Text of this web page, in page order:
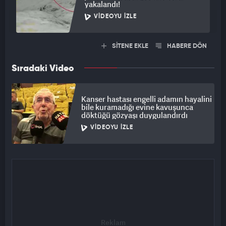
yakalandı!
VIDEOYU İZLE
SİTENE EKLE HABERE DÖN
Sıradaki Video
Kanser hastası engelli adamın hayalini
bile kuramadığı evine kavuşunca
döktüğü gözyaşı duygulandırdı
VIDEOYU İZLE